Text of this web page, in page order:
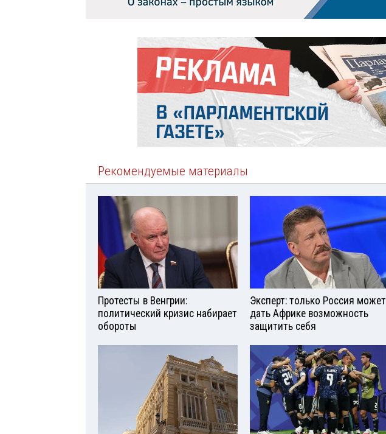
Рекомендуемые материалы
Протесты в Венгрии:
политический кризис набирает
обороты
Эксперт: только Россия может
дать Африке возможность
защитить себя